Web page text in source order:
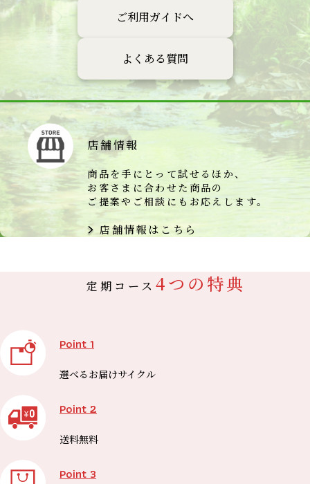
ご利用ガイドへ
よくある質問
店舗情報
商品を手にとって試せるほか、
お客さまに合わせた商品の
ご提案やご相談にもお応えします。
店舗情報はこちら
定期コース 4つの特典
Point 1
選べる お届けサイクル
Point 2
送料無料
Point 3